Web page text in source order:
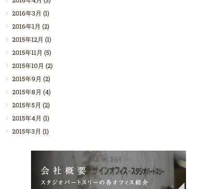
2016年3月 (1)
2016年1月 (2)
2015年12月 (1)
2015年11月 (5)
2015年10月 (2)
2015年9月 (2)
2015年8月 (4)
2015年5月 (2)
2015年4月 (1)
2015年3月 (1)